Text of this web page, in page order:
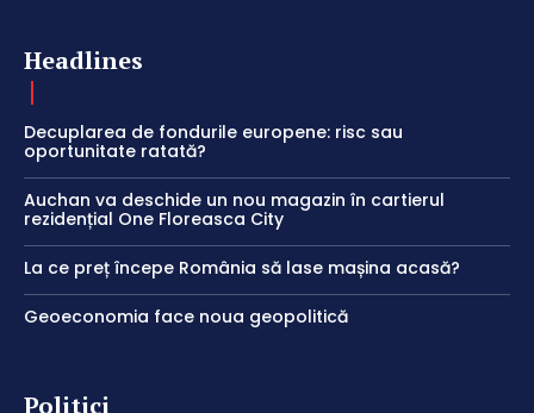
Headlines
Decuplarea de fondurile europene: risc sau
oportunitate ratată?
Auchan va deschide un nou magazin în cartierul
rezidențial One Floreasca City
La ce preț începe România să lase mașina acasă?
Geoeconomia face noua geopolitică
Politici